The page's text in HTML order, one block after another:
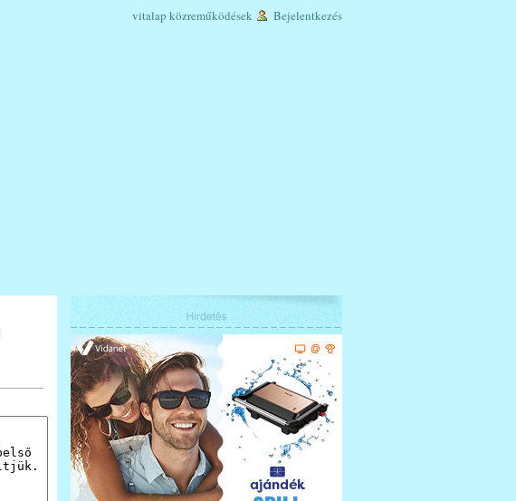
vitalap közreműködések Bejelentkezés